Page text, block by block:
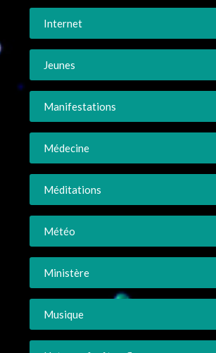
Internet
Jeunes
Manifestations
Médecine
Méditations
Météo
Ministère
Musique